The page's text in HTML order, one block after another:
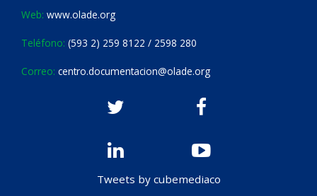
Web: www.olade.org
Teléfono: (593 2) 259 8122 / 2598 280
Correo: centro.documentacion@olade.org
Tweets by cubemediaco